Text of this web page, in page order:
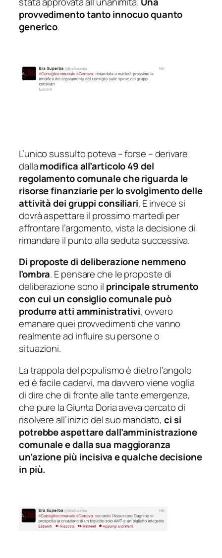
provvedimento tanto innocuo quanto
generico.
L’unico sussulto poteva – forse – derivare
dallamodifica all’articolo 49 del
regolamento comunale che riguarda le
risorse finanziarie per lo svolgimento delle
attività dei gruppi consiliari. E invece si
dovrà aspettare il prossimo martedì per
affrontare l’argomento, vista la decisione di
rimandare il punto alla seduta successiva.
Di proposte di deliberazione nemmeno
l’ombra. E pensare che le proposte di
deliberazione sono il principale strumento
con cui un consiglio comunale può
produrre atti amministrativi, ovvero
emanare quei provvedimenti che vanno
realmente ad influire su persone o
situazioni.
La trappola del populismo è dietro l’angolo
ed è facile cadervi, ma davvero viene voglia
di dire che di fronte alle tante emergenze,
che pure la Giunta Doria aveva cercato di
risolvere all’inizio del suo mandato,ci si
potrebbe aspettare dall’amministrazione
comunale e dalla sua maggioranza
un’azione più incisiva e qualche decisione
in più.